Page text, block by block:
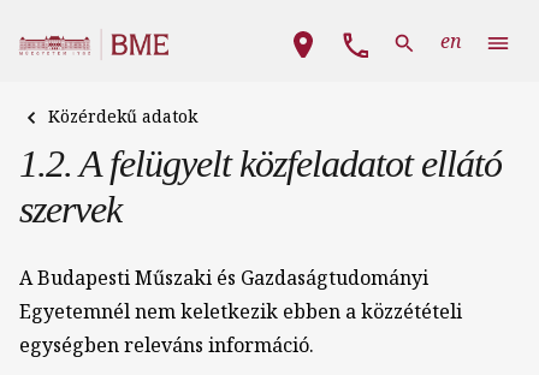
Fő navigáció
en
Közérdekű adatok
1.2. A felügyelt közfeladatot ellátó
szervek
A Budapesti Műszaki és Gazdaságtudományi
Egyetemnél nem keletkezik ebben a közzétételi
egységben releváns információ.